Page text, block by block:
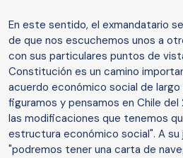
En este sentido, el exmandatario
de que nos escuchemos unos a
con sus particulares puntos de
Constitución es un camino
acuerdo económico social de
figuramos y pensamos en Chile
las modificaciones que tenemos
estructura económico social". A su
"podremos tener una carta de